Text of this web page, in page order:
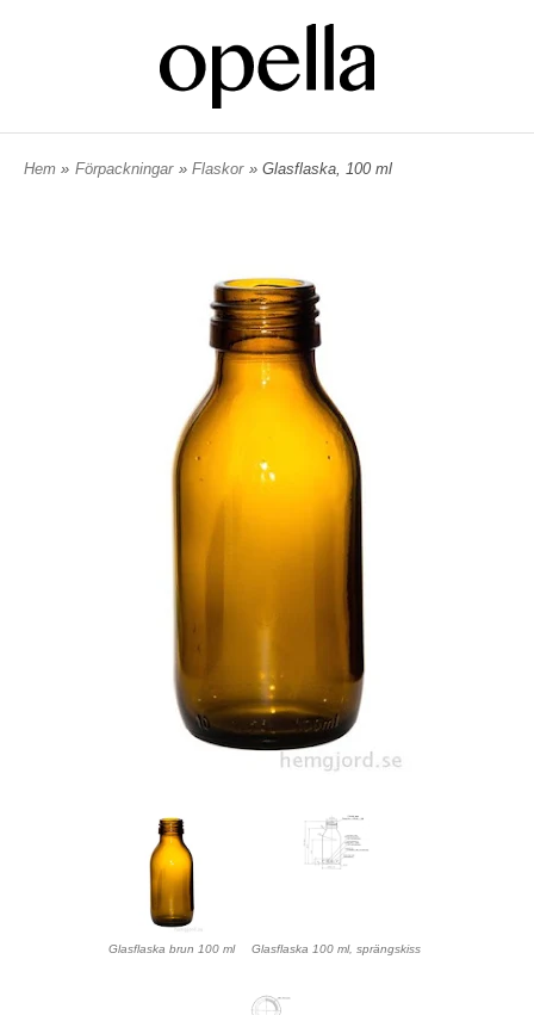
Hem » Förpackningar » Flaskor » Glasflaska, 100 ml
Glasflaska brun 100 ml Glasflaska 100 ml, sprängskiss